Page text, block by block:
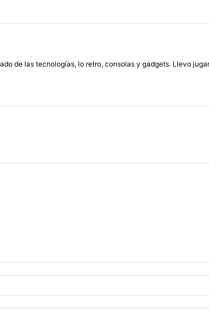
de las tecnologías, lo retro, consolas y gadgets. Llevo